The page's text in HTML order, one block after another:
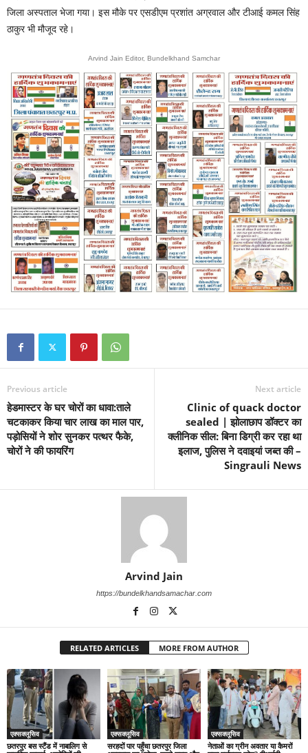
जिला अस्पताल भेजा गया। इस मौके पर एसडीएम प्रशांत अग्रवाल और टीआई कमल सिंह
ठाकुर भी मौजूद रहे।
Arvind Jain Editor, Bundelkhand Samchar
Previous article
हेडमास्टर के घर चोरों का धावा:ताले
चटकाकर किया चार लाख का माल पार,
पड़ोसियों ने शोर सुनकर पत्थर फैके,
चोरों ने की फायरिंग
Next article
Clinic of quack doctor
sealed | झोलाछाप डॉक्टर का
क्लीनिक सील: बिना डिग्री कर रहा था
इलाज, पुलिस ने दवाइयां जब्त की –
Singrauli News
Arvind Jain
https://bundelkhandsamachar.com
RELATED ARTICLES MORE FROM AUTHOR
एक्सक्लूसिव
छतरपुर बस स्टैंड में नाबालिग से
एक्सक्लूसिव
सरहदों पार पहुँचा छतरपुर जिला
एक्सक्लूसिव
नेताओं का ग्रीन अवतार या कैमरों